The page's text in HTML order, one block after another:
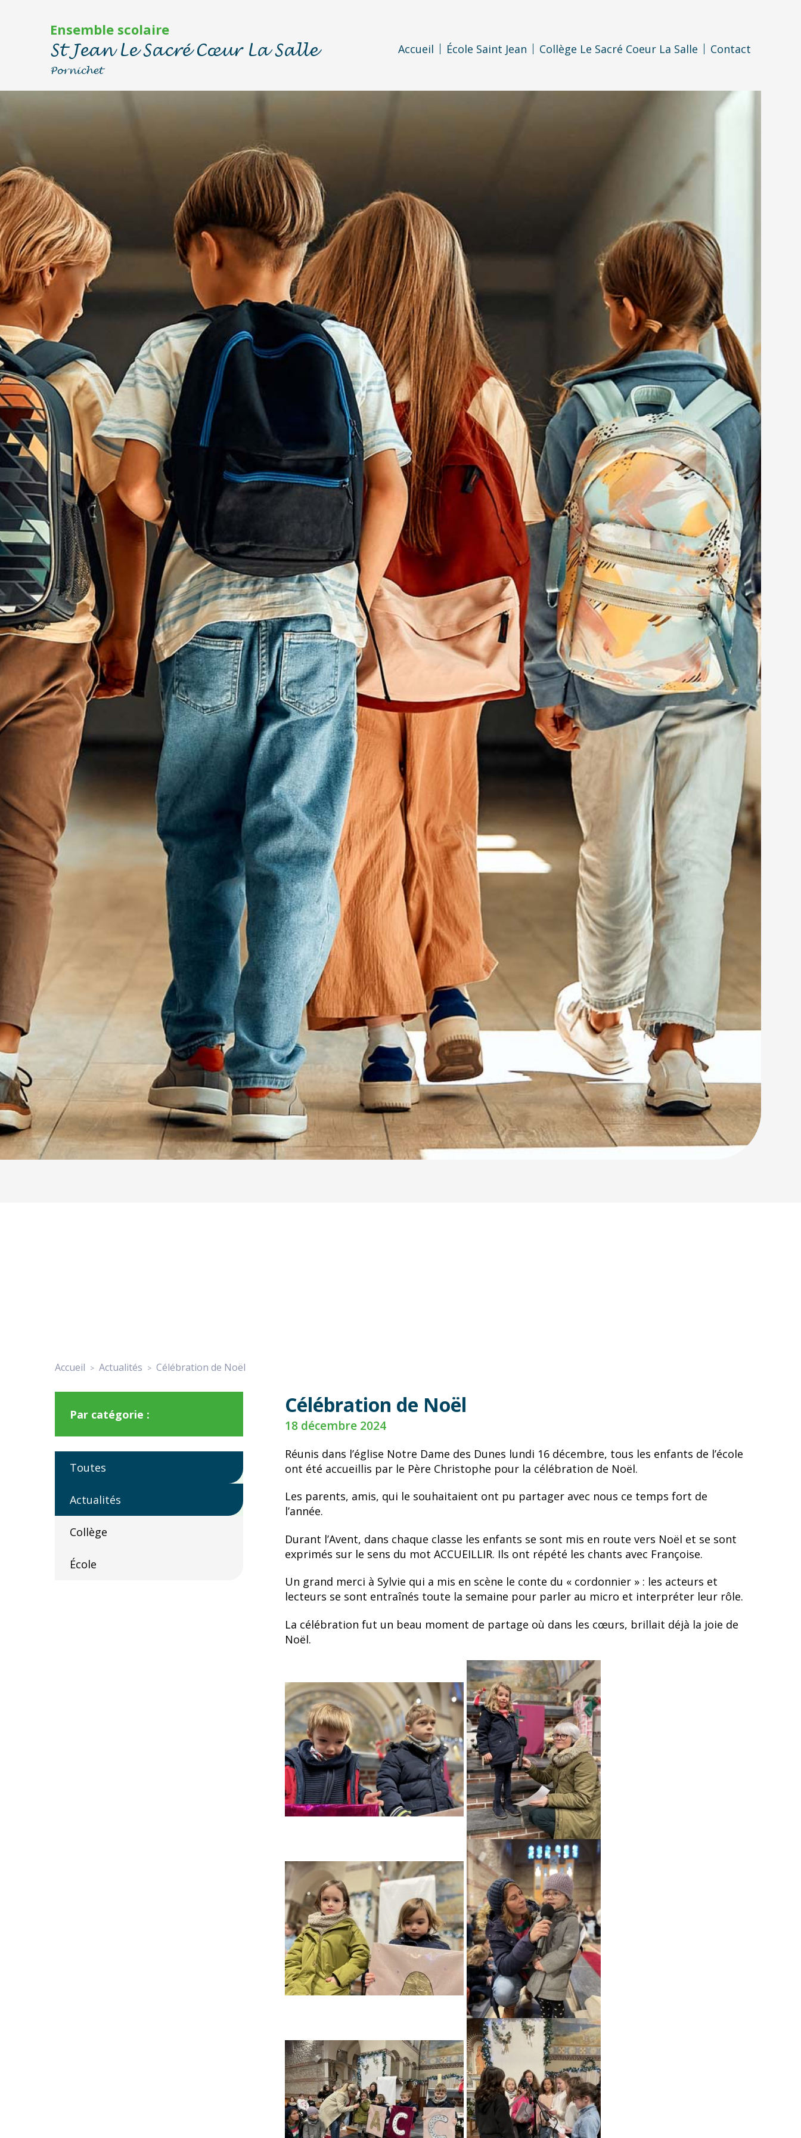
Ensemble scolaire
St Jean Le Sacré Cœur La Salle
Pornichet
Accueil École Saint Jean Collège Le Sacré Coeur La Salle Contact
Accueil > Actualités > Célébration de Noël
Par catégorie :
Toutes
Actualités
Collège
École
Célébration de Noël
18 décembre 2024
Réunis dans l’église Notre Dame des Dunes lundi 16 décembre, tous les enfants de l’école
ont été accueillis par le Père Christophe pour la célébration de Noël.
Les parents, amis, qui le souhaitaient ont pu partager avec nous ce temps fort de
l’année.
Durant l’Avent, dans chaque classe les enfants se sont mis en route vers Noël et se sont
exprimés sur le sens du mot ACCUEILLIR. Ils ont répété les chants avec Françoise.
Un grand merci à Sylvie qui a mis en scène le conte du « cordonnier » : les acteurs et
lecteurs se sont entraînés toute la semaine pour parler au micro et interpréter leur rôle.
La célébration fut un beau moment de partage où dans les cœurs, brillait déjà la joie de
Noël.